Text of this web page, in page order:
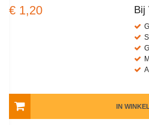
€ 1,20 Bij
IN